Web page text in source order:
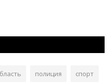
полиция спорт